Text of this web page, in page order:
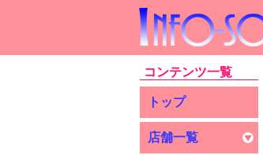
コンテンツ一覧
トップ
店舗一覧